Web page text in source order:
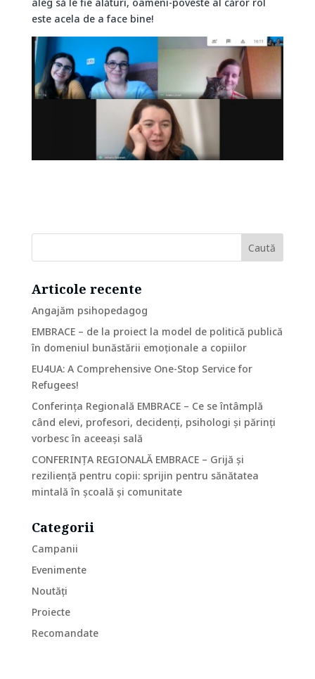
aleg să le fie alături, oameni-poveste al căror rol
este acela de a face bine!
Articole recente
Angajăm psihopedagog
EMBRACE – de la proiect la model de politică publică
în domeniul bunăstării emoționale a copiilor
EU4UA: A Comprehensive One-Stop Service for
Refugees!
Conferința Regională EMBRACE – Ce se întâmplă
când elevi, profesori, decidenți, psihologi și părinți
vorbesc în aceeași sală
CONFERINȚA REGIONALĂ EMBRACE – Grijă și
reziliență pentru copii: sprijin pentru sănătatea
mintală în școală și comunitate
Categorii
Campanii
Evenimente
Noutăți
Proiecte
Recomandate